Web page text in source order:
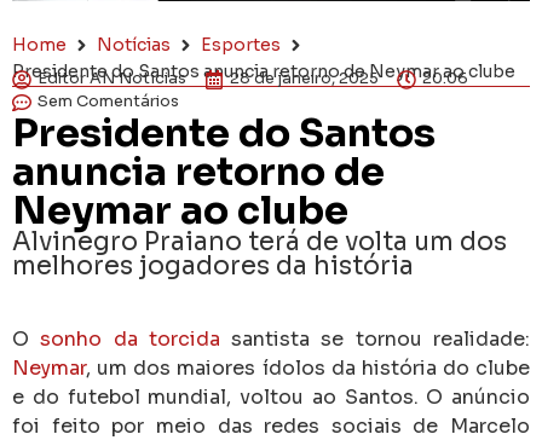
Home Notícias
Esportes
Presidente do Santos anuncia retorno de Neymar ao clube
Editor AN Notícias 28 de janeiro, 2025
20:06
Sem Comentários
Presidente do Santos
anuncia retorno de
Neymar ao clube
Alvinegro Praiano terá de volta um dos
melhores jogadores da história
Osonho da torcida santista se tornou realidade:
Neymar, um dos maiores ídolos da história do clube
e do futebol mundial, voltou ao Santos. O anúncio
foi feito por meio das redes sociais de Marcelo